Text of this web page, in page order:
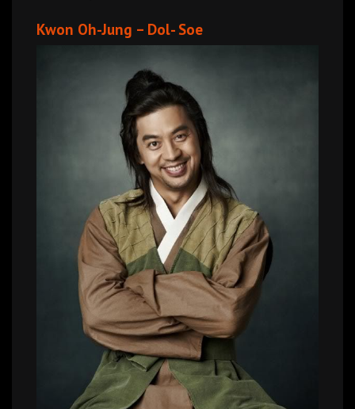
Kwon Oh-Jung – Dol- Soe